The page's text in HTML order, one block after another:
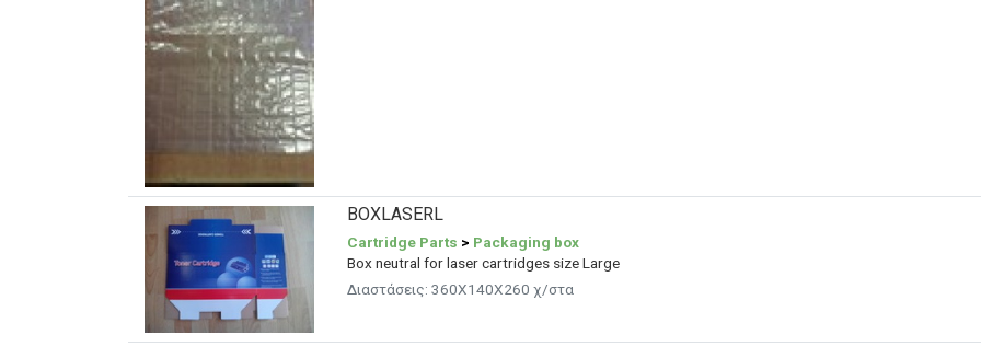
BOXLASERL
Cartridge Parts > Packaging box
Box neutral for laser cartridges size Large
Διαστάσεις: 360X140X260 χ/στα